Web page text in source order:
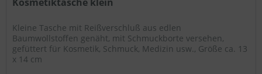
Kleine Tasche mit Reißverschluß aus edlen
Baumwollstoffen genäht, mit Schmuckborte versehen,
gefüttert für Kosmetik, Schmuck, Medizin usw., Größe ca. 13
x 14 cm